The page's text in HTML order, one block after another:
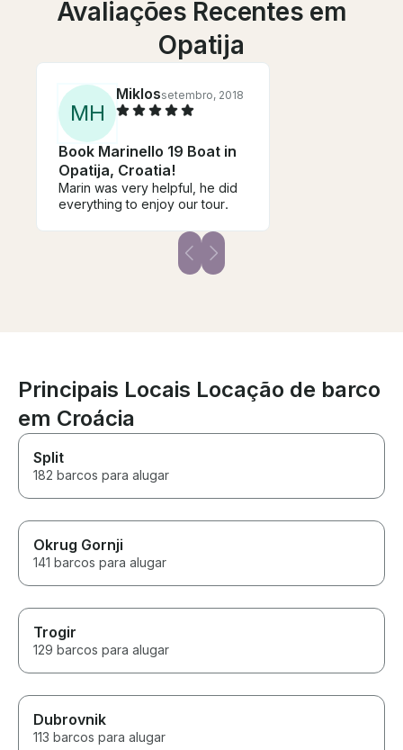
Avaliações Recentes em
Opatija
MH
Miklossetembro, 2018
Book Marinello 19 Boat in
Opatija, Croatia!
Marin was very helpful, he did
everything to enjoy our tour.
Principais Locais Locação de barco
em Croácia
Split
182 barcos para alugar
Okrug Gornji
141 barcos para alugar
Trogir
129 barcos para alugar
Dubrovnik
113 barcos para alugar